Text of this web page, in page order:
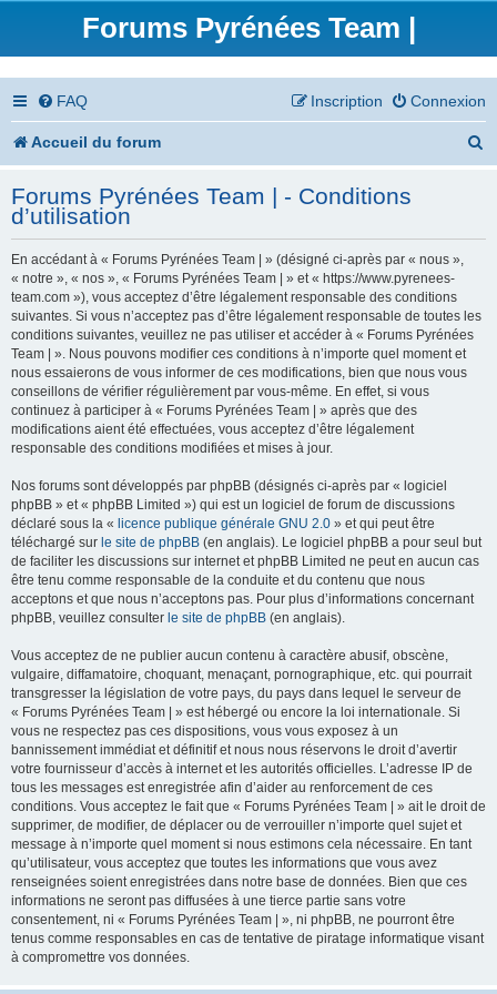
Forums Pyrénées Team |
FAQ Connexion
Inscription
Accueil du forum
h
Forums Pyrénées Team | - Conditions
d’utilisation
En accédant à « Forums Pyrénées Team | » (désigné ci-après par « nous »,
« notre », « nos », « Forums Pyrénées Team | » et « https://www.pyrenees-
team.com »), vous acceptez d’être légalement responsable des conditions
suivantes. Si vous n’acceptez pas d’être légalement responsable de toutes les
conditions suivantes, veuillez ne pas utiliser et accéder à « Forums Pyrénées
Team | ». Nous pouvons modifier ces conditions à n’importe quel moment et
nous essaierons de vous informer de ces modifications, bien que nous vous
conseillons de vérifier régulièrement par vous-même. En effet, si vous
continuez à participer à « Forums Pyrénées Team | » après que des
modifications aient été effectuées, vous acceptez d’être légalement
responsable des conditions modifiées et mises à jour.
Nos forums sont développés par phpBB (désignés ci-après par « logiciel
phpBB » et « phpBB Limited ») qui est un logiciel de forum de discussions
déclaré sous la « licence publique générale GNU 2.0 » et qui peut être
téléchargé sur le site de phpBB (en anglais). Le logiciel phpBB a pour seul but
de faciliter les discussions sur internet et phpBB Limited ne peut en aucun cas
être tenu comme responsable de la conduite et du contenu que nous
acceptons et que nous n’acceptons pas. Pour plus d’informations concernant
phpBB, veuillez consulter le site de phpBB (en anglais).
Vous acceptez de ne publier aucun contenu à caractère abusif, obscène,
vulgaire, diffamatoire, choquant, menaçant, pornographique, etc. qui pourrait
transgresser la législation de votre pays, du pays dans lequel le serveur de
« Forums Pyrénées Team | » est hébergé ou encore la loi internationale. Si
vous ne respectez pas ces dispositions, vous vous exposez à un
bannissement immédiat et définitif et nous nous réservons le droit d’avertir
votre fournisseur d’accès à internet et les autorités officielles. L’adresse IP de
tous les messages est enregistrée afin d’aider au renforcement de ces
conditions. Vous acceptez le fait que « Forums Pyrénées Team | » ait le droit de
supprimer, de modifier, de déplacer ou de verrouiller n’importe quel sujet et
message à n’importe quel moment si nous estimons cela nécessaire. En tant
qu’utilisateur, vous acceptez que toutes les informations que vous avez
renseignées soient enregistrées dans notre base de données. Bien que ces
informations ne seront pas diffusées à une tierce partie sans votre
consentement, ni « Forums Pyrénées Team | », ni phpBB, ne pourront être
tenus comme responsables en cas de tentative de piratage informatique visant
à compromettre vos données.